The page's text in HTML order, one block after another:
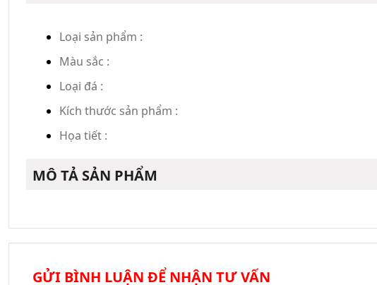
Loại sản phẩm :
Màu sắc :
Loại đá :
Kích thước sản phẩm :
Họa tiết :
MÔ TẢ SẢN PHẨM
GỬI BÌNH LUẬN ĐỂ NHẬN TƯ VẤN